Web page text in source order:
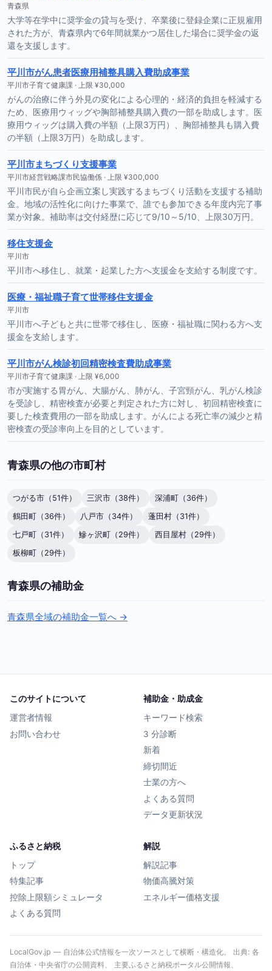
青森県
大学等在学中に奨学金の貸与を受け、卒業後に登録企業に正規雇用
された方が、青森県内で6年間就業かつ居住した場合に奨学金の返
還を支援します。
平川市がん患者医療用補整具購入費助成事業
平川市子育て健康課 · 上限 ¥30,000
がんの治療に伴う外見の変化による心理的・経済的負担を軽減する
ため、医療用ウィッグや胸部補整具購入費の一部を助成します。医
療用ウィッグは購入費の半額（上限3万円）、胸部補整具も購入費
の半額（上限3万円）を助成します。
平川市まちづくり支援事業
平川市経営戦略課市民協働係 · 上限 ¥300,000
平川市民が自ら企画立案し実践するまちづくり活動を支援する補助
金。地域の活性化に向けた事業で、誰でも参加できる年度内完了事
業が対象。補助率は交付経歴に応じて9/10～5/10、上限30万円。
移住支援金
平川市
平川市へ移住し、就業・起業した方へ支援金を支給する制度です。
医療・福祉職子育て世帯移住支援金
平川市
平川市へ子どもと共に世帯で移住し、医療・福祉職に関わる方へ支
援金を支給します。
平川市がん検診初回精密検査費助成事業
平川市子育て健康課 · 上限 ¥6,000
市が実施する胃がん、大腸がん、肺がん、子宮頸がん、乳がん検診
を受診し、精密検査が必要と判定された方に対し、初回精密検査に
要した検査費用の一部を助成します。がんによる死亡率の減少と精
密検査の受診率向上を目的としています。
青森県の他の市町村
つがる市（51件） 三沢市（38件）
深浦町（36件）
鶴田町（36件）
八戸市（34件）
蓬田村（31件）
七戸町（31件）
鰺ヶ沢町（29件）
西目屋村（29件）
板柳町（29件）
青森県の補助金
青森県全域の補助金一覧へ →
このサイトについて
運営者情報
お問い合わせ
補助金・助成金
キーワード検索
3 分診断
新着
締切間近
士業の方へ
よくある質問
データ更新状況
ふるさと納税
トップ
特集記事
控除上限額シミュレータ
よくある質問
解説
解説記事
物価高騰対策
エネルギー価格支援
LocalGov.jp — 自治体公式情報を一次ソースとして横断・構造化。 出典: 各
自治体・中央省庁の公開資料、 主要ふるさと納税ポータル公開情報、